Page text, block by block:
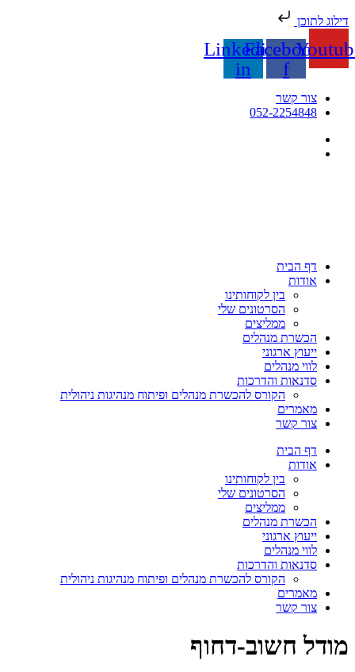
דילוג לתוכן
Facebook-
f
Linkedin-
in
צור קשר
052-2254848
דף הבית
אודות
בין לקוחותינו
הסרטונים שלי
ממליצים
הכשרת מנהלים
ייעוץ ארגוני
לווי מנהלים
סדנאות והדרכות
הקורס להכשרת מנהלים ופיתוח מנהיגות ניהולית
מאמרים
צור קשר
דף הבית
אודות
בין לקוחותינו
הסרטונים שלי
ממליצים
הכשרת מנהלים
ייעוץ ארגוני
לווי מנהלים
סדנאות והדרכות
הקורס להכשרת מנהלים ופיתוח מנהיגות ניהולית
מאמרים
צור קשר
מודל חשוב-דחוף